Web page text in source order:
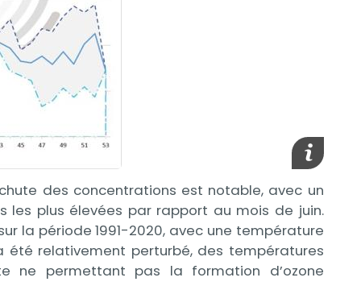
Afficher
des concentrations est notable, avec un
les plus élevées par rapport au mois de juin.
la période 1991-2020, avec une température
été relativement perturbé, des températures
ne permettant pas la formation d’ozone